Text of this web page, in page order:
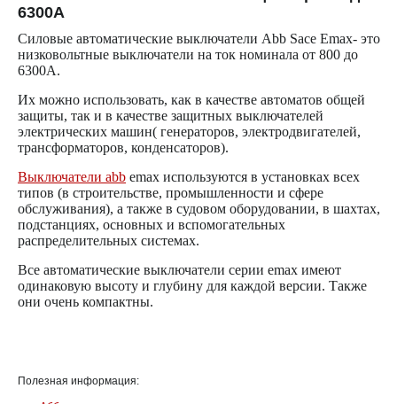
6300A
Силовые автоматические выключатели Abb Sace Emax- это
низковольтные выключатели на ток номинала от 800 до
6300А.
Их можно использовать, как в качестве автоматов общей
защиты, так и в качестве защитных выключателей
электрических машин( генераторов, электродвигателей,
трансформаторов, конденсаторов).
Выключатели abb emax используются в установках всех
типов (в строительстве, промышленности и сфере
обслуживания), а также в судовом оборудовании, в шахтах,
подстанциях, основных и вспомогательных
распределительных системах.
Все автоматические выключатели серии emax имеют
одинаковую высоту и глубину для каждой версии. Также
они очень компактны.
Полезная информация: